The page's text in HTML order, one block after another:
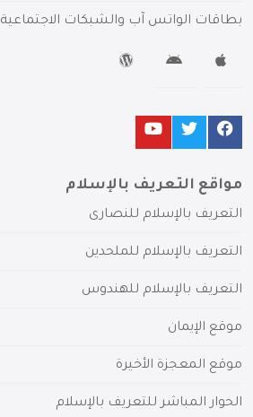
بطاقات الواتس آب والشبكات الاجتماعية
مواقع التعريف بالإسلام
التعريف بالإسلام للنصارى
التعريف بالإسلام للملحدين
التعريف بالإسلام للهندوس
موقع الإيمان
موقع المعجزة الأخيرة
الحوار المباشر للتعريف بالإسلام